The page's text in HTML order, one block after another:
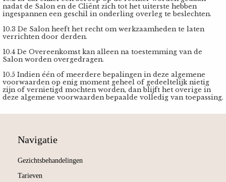
nadat de Salon en de Cliënt zich tot het uiterste hebben
ingespannen een geschil in onderling overleg te beslechten.
10.3 De Salon heeft het recht om werkzaamheden te laten
verrichten door derden.
10.4 De Overeenkomst kan alleen na toestemming van de
Salon worden overgedragen.
10.5 Indien één of meerdere bepalingen in deze algemene
voorwaarden op enig moment geheel of gedeeltelijk nietig
zijn of vernietigd mochten worden, dan blijft het overige in
deze algemene voorwaarden bepaalde volledig van toepassing.
Navigatie
Gezichtsbehandelingen
Tarieven